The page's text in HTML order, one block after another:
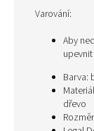
Varování:
Aby
Barva:
dřevo